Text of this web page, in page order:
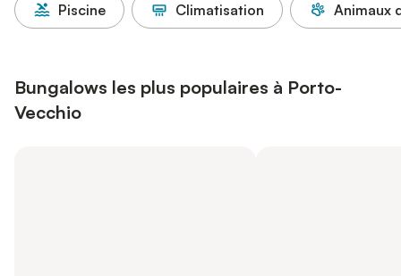
Piscine Climatisation Animaux
Bungalows les plus populaires à Porto-
Vecchio